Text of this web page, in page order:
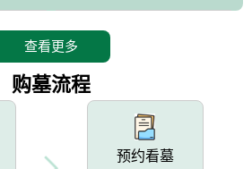
查看更多
购墓流程
预约看墓